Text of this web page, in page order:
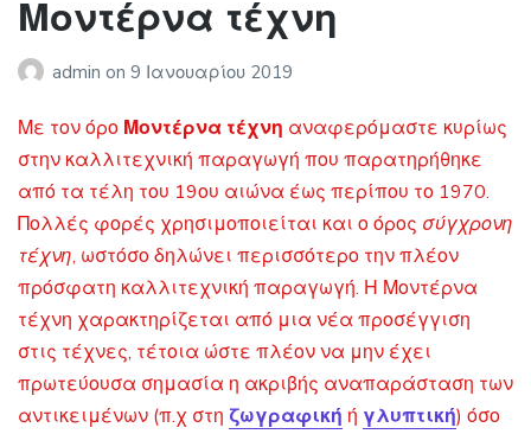
Μοντέρνα τέχνη
admin on 9 Ιανουαρίου 2019
Με τον όρο Μοντέρνα τέχνη αναφερόμαστε κυρίως
στην καλλιτεχνική παραγωγή που παρατηρήθηκε
από τα τέλη του 19ου αιώνα έως περίπου το 1970.
Πολλές φορές χρησιμοποιείται και ο όρος σύγχρονη
τέχνη, ωστόσο δηλώνει περισσότερο την πλέον
πρόσφατη καλλιτεχνική παραγωγή. Η Μοντέρνα
τέχνη χαρακτηρίζεται από μια νέα προσέγγιση
στις τέχνες, τέτοια ώστε πλέον να μην έχει
πρωτεύουσα σημασία η ακριβής αναπαράσταση των
αντικειμένων (π.χ στη ζωγραφική ή γλυπτική) όσο